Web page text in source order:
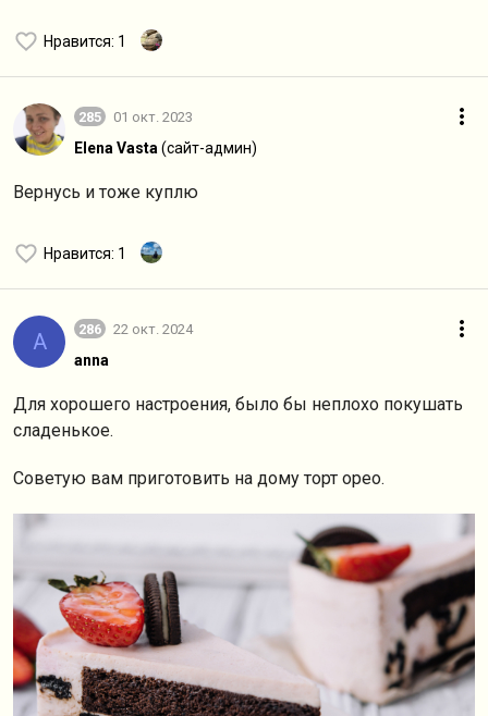
Нравится: 1
285 01 окт. 2023
Elena Vasta (сайт-админ)
Вернусь и тоже куплю
Нравится: 1
A 286 22 окт. 2024
anna
Для хорошего настроения, было бы неплохо покушать
сладенькое.
Советую вам приготовить на дому торт орео.